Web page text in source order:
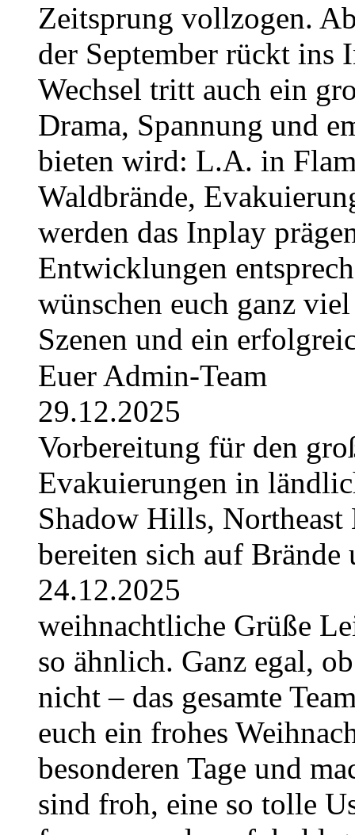
Zeitsprung vollzogen.
der September rückt ins
Wechsel tritt auch ein
Drama, Spannung und
bieten wird: L.A. in
Waldbrände,
werden das Inplay
Entwicklungen
wünschen euch ganz
Szenen und ein
Euer Admin-Team
29.12.2025
Vorbereitung für den
Evakuierungen in
Shadow Hills,
bereiten sich auf
24.12.2025
weihnachtliche Grüße
so ähnlich. Ganz egal,
nicht – das gesamte
euch ein frohes
besonderen Tage und
sind froh, eine so tolle